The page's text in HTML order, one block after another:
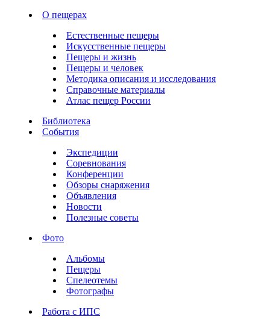
О пещерах
Естественные пещеры
Искусственные пещеры
Пещеры и жизнь
Пещеры и человек
Методика описания и исследования
Справочные материалы
Атлас пещер России
Библиотека
События
Экспедиции
Соревнования
Конференции
Обзоры снаряжения
Объявления
Новости
Полезные советы
Фото
Альбомы
Пещеры
Спелеотемы
Фотографы
Работа с ИПС